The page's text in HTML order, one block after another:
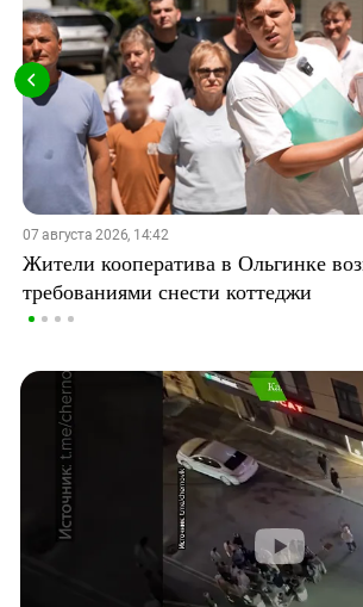
07 августа 2026, 14:42
Жители кооператива в Ольгинке
требованиями снести коттеджи